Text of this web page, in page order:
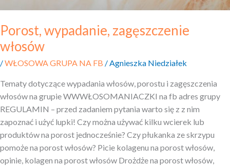
Porost, wypadanie, zagęszczenie
włosów
/WŁOSOWA GRUPA NA FB /Agnieszka Niedziałek
Tematy dotyczące wypadania włosów, porostu i zagęszczenia
włosów na grupie WWWŁOSOMANIACZKI na fb adres grupy
REGULAMIN – przed zadaniem pytania warto się z z nim
zapoznać i użyć lupki! Czy można używać kilku wcierek lub
produktów na porost jednocześnie? Czy płukanka ze skrzypu
pomoże na porost włosów? Picie kolagenu na porost włosów,
opinie, kolagen na porost włosów Drożdże na porost włosów,